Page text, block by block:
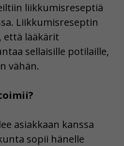
liikkumisreseptiä
Liikkumisreseptin
että lääkärit
sellaisille potilaille,
vähän.
asiakkaan kanssa
sopii hänelle